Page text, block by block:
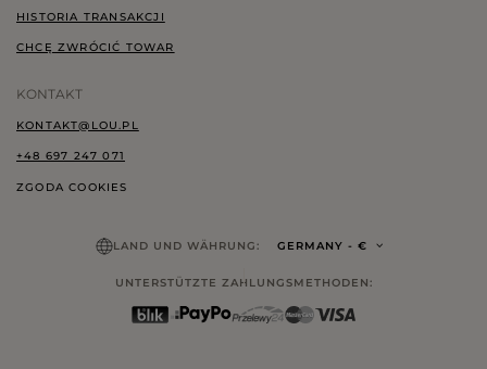
HISTORIA TRANSAKCJI
CHCĘ ZWRÓCIĆ TOWAR
KONTAKT
KONTAKT@LOU.PL
+48 697 247 071
ZGODA COOKIES
LAND UND WÄHRUNG: GERMANY - €
UNTERSTÜTZTE ZAHLUNGSMETHODEN: